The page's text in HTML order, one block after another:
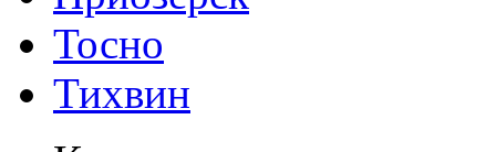
Тосно
Тихвин